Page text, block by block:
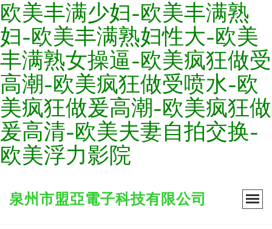
欧美丰满少妇-欧美丰满熟
妇-欧美丰满熟妇性大-欧美
丰满熟女操逼-欧美疯狂做受
高潮-欧美疯狂做受喷水-欧
美疯狂做爰高潮-欧美疯狂做
爰高清-欧美夫妻自拍交换-
欧美浮力影院
泉州市盟亞電子科技有限公司